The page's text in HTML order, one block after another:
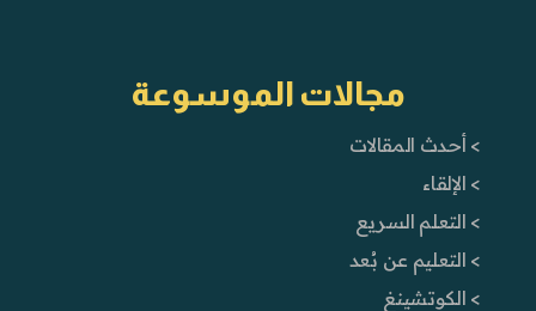
مجالات الموسوعة
> أحدث المقالات
> الإلقاء
> التعلم السريع
> التعليم عن بُعد
> الكوتشينغ